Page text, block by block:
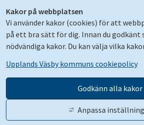
Kakor på webbplatsen
Vi använder kakor (cookies) för att
på ett bra sätt för dig. Innan du godkänt
nödvändiga kakor. Du kan välja vilka
Upplands Väsby kommuns cookiepolicy
Godkänn alla kakor
Anpassa